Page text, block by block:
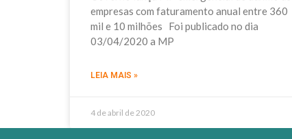
empresas com faturamento anual entre 360
mil e 10 milhões Foi publicado no dia
03/04/2020 a MP
LEIA MAIS »
4 de abril de 2020